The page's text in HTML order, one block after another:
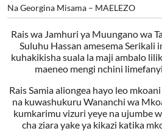
Na Georgina Misama – MAELEZO
Rais wa Jamhuri ya Muungano wa
Suluhu Hassan amesema Serikali
kuhakikisha suala la maji ambalo
maeneo mengi nchini
Rais Samia aliongea hayo leo
na kuwashukuru Wananchi wa
kumkarimu vizuri yeye na ujumbe
cha ziara yake ya kikazi katika